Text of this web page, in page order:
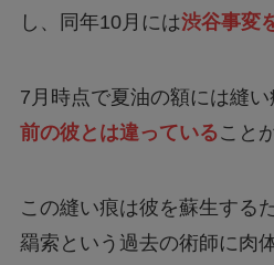
し、同年10月には渋谷事変
7月時点で夏油の額には縫い
前の彼とは違っていること
この縫い痕は彼を蘇生する
羂索という過去の術師に肉